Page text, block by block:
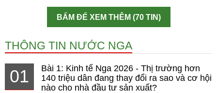
BẤM ĐỂ XEM THÊM (70 TIN)
THÔNG TIN NƯỚC NGA
01
Bài 1: Kinh tế Nga 2026 - Thị trường hơn
140 triệu dân đang thay đổi ra sao và cơ hội
nào cho nhà đầu tư sản xuất?